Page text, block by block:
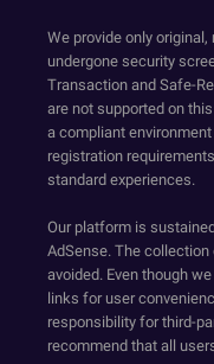
We provide only
undergone security
Transaction and Safe-
are not supported on
a compliant
registration
standard experiences.
Our platform is
AdSense. The
avoided. Even though
links for user
responsibility for third-
recommend that all